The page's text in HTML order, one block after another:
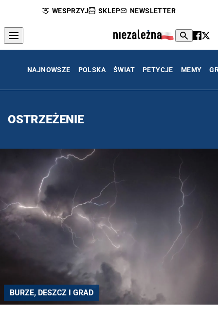
WESPRZYJ SKLEP NEWSLETTER
NAJNOWSZE POLSKA ŚWIAT PETYCJE MEMY
OSTRZEŻENIE
BURZE, DESZCZ I GRAD